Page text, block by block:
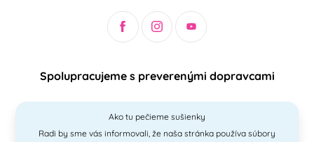
Spolupracujeme s preverenými dopravcami
Ako tu pečieme sušienky
Radi by sme vás informovali, že naša stránka používa súbory